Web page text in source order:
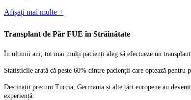
Afișați mai multe +
Transplant de Păr FUE în Străinătate
În ultimii ani, tot mai mulți pacienți aleg să efectueze un
Statisticile arată că peste 60% dintre pacienții care optează
Destinații precum Turcia, Germania și alte țări europene au
experiență.